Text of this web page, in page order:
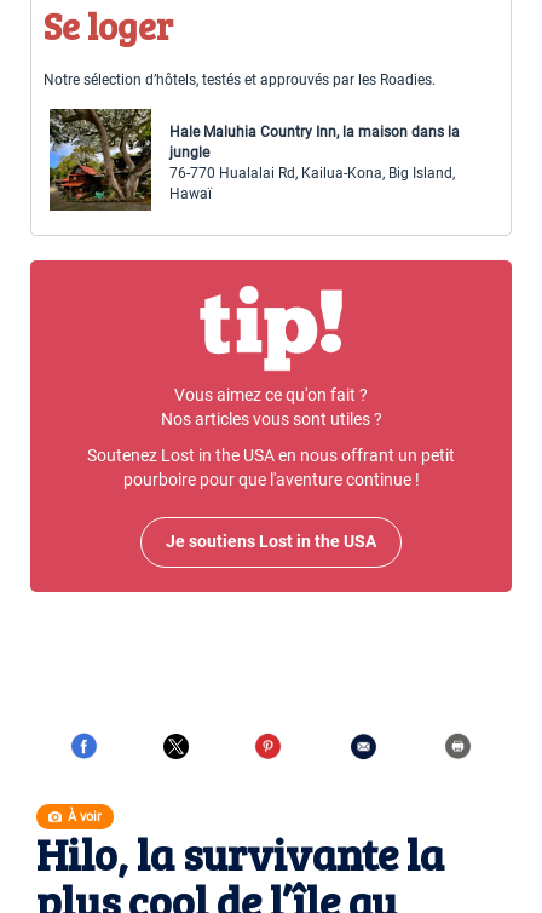
À voir
Hilo, la survivante la
plus cool de l’île au
Se loger
Notre sélection d’hôtels, testés et approuvés par les Roadies.
Hale Maluhia Country Inn, la maison dans la
jungle
76-770 Hualalai Rd, Kailua-Kona, Big Island,
Hawaï
Vous aimez ce qu'on fait ?
Nos articles vous sont utiles ?
Soutenez Lost in the USA en nous offrant un petit
pourboire pour que l'aventure continue !
Je soutiens Lost in the USA